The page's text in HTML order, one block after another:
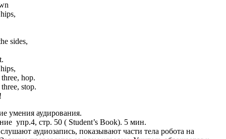
sides,
hop.
stop.
умения аудирования.
упр.4, стр. 50 ( Student’s Book). 5 мин.
аудиозапись, показывают части тела робота на